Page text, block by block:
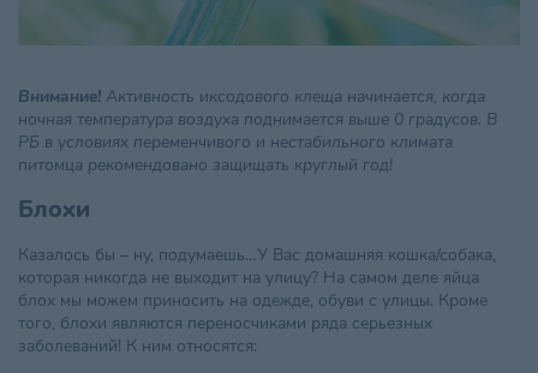
Внимание! Активность иксодового клеща начинается, когда
ночная температура воздуха поднимается выше 0 градусов. В
РБ в условиях переменчивого и нестабильного климата
питомца рекомендовано защищать круглый год!
Блохи
Казалось бы – ну, подумаешь…У Вас домашняя кошка/собака,
которая никогда не выходит на улицу? На самом деле яйца
блох мы можем приносить на одежде, обуви с улицы. Кроме
того, блохи являются переносчиками ряда серьезных
заболеваний! К ним относятся: